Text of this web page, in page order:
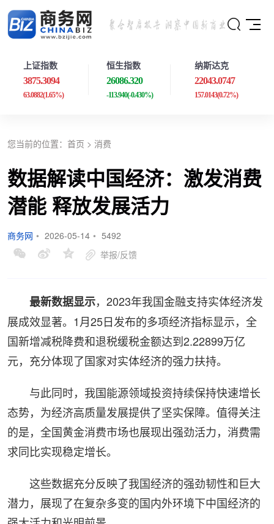
上证指数
3875.3094
63.0882(1.65%)
恒生指数
26086.320
-113.940(-0.430%)
纳斯达克
22043.0747
157.0143(0.72%)
您当前的位置： 首页 > 消费
数据解读中国经济：激发消费
潜能 释放发展活力
商务网 • 2026-05-14 • 5492
举报/反馈
最新数据显示，2023年我国金融支持实体经济发
展成效显著。1月25日发布的多项经济指标显示，全
国新增减税降费和退税缓税金额达到2.22899万亿
元，充分体现了国家对实体经济的强力扶持。
与此同时，我国能源领域投资持续保持快速增长
态势，为经济高质量发展提供了坚实保障。值得关注
的是，全国黄金消费市场也展现出强劲活力，消费需
求同比实现稳定增长。
这些数据充分反映了我国经济的强劲韧性和巨大
潜力，展现了在复杂多变的国内外环境下中国经济的